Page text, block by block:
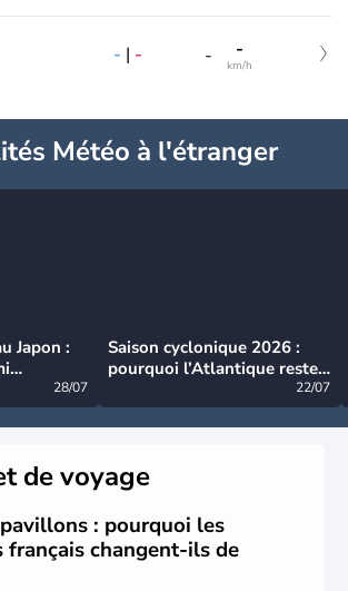
- | - - -
km/h
Météo à l'étranger
Japon :
28/07
Saison cyclonique 2026 :
pourquoi l’Atlantique reste
22/07
de voyage
: pourquoi les
français changent-ils de